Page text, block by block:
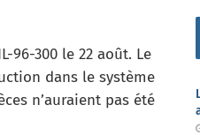
96-300 le 22 août. Le
dans le système
n’auraient pas été